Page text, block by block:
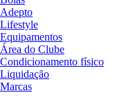
Adepto
Lifestyle
Equipamentos
Área do Clube
Condicionamento físico
Liquidação
Marcas